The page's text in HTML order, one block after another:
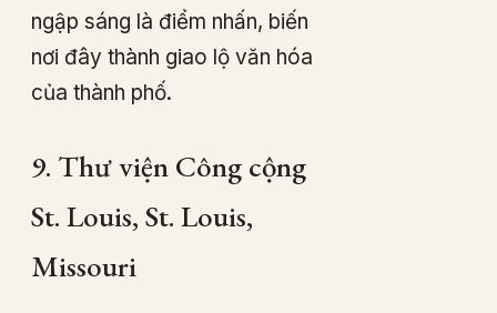
ngập sáng là điểm nhấn, biến
nơi đây thành giao lộ văn hóa
của thành phố.
9. Thư viện Công cộng
St. Louis, St. Louis,
Missouri